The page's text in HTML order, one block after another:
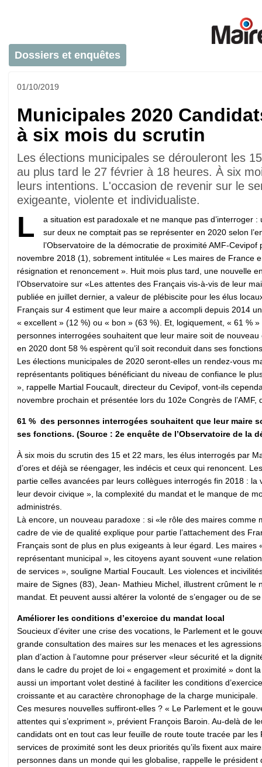
Dossiers et enquêtes
01/10/2019
Municipales 2020
à six mois du scrutin
Les élections municipales se dérouleront les
au plus tard le 27 février à 18 heures. À six
leurs intentions. L'occasion de revenir sur le
exigeante, violente et individualiste.
L
a situation est paradoxale et ne manque pas d’interroger :
sur deux ne comptait pas se représenter en 2020 selon
l’Observatoire de la démocratie de proximité AMF-Cevipof
novembre 2018 (1), sobrement intitulée « Les maires de France
résignation et renoncement ». Huit mois plus tard, une nouvelle
l’Observatoire sur «Les attentes des Français vis-à-vis de leur
publiée en juillet dernier, a valeur de plébiscite pour les élus
Français sur 4 estiment que leur maire a accompli depuis 2014
« excellent » (12 %) ou « bon » (63 %). Et, logiquement, « 61 % »
personnes interrogées souhaitent que leur maire soit de nouveau
en 2020 dont 58 % espèrent qu’il soit reconduit dans ses
Les élections municipales de 2020 seront-elles un rendez-vous
représentants politiques bénéficiant du niveau de confiance le
», rappelle Martial Foucault, directeur du Cevipof, vont-ils
novembre prochain et présentée lors du 102e Congrès de
61 % des personnes interrogées souhaitent que leur maire
ses fonctions. (Source : 2e enquête de l’Observatoire de la
À six mois du scrutin des 15 et 22 mars, les élus interrogés par
d’ores et déjà se réengager, les indécis et ceux qui renoncent.
partie celles avancées par leurs collègues interrogés fin 2018 :
leur devoir civique », la complexité du mandat et le manque de
administrés.
Là encore, un nouveau paradoxe : si «le rôle des maires comme
cadre de vie de qualité explique pour partie l’attachement des
Français sont de plus en plus exigeants à leur égard. Les
représentant municipal », les citoyens ayant souvent «une
de services », souligne Martial Foucault. Les violences et
maire de Signes (83), Jean- Mathieu Michel, illustrent crûment
mandat. Et peuvent aussi altérer la volonté de s’engager ou de
Améliorer les conditions d’exercice du mandat local
Soucieux d’éviter une crise des vocations, le Parlement et le
grande consultation des maires sur les menaces et les
plan d’action à l’automne pour préserver «leur sécurité et la
dans le cadre du projet de loi « engagement et proximité » dont
aussi un important volet destiné à faciliter les conditions
croissante et au caractère chronophage de la charge
Ces mesures nouvelles suffiront-elles ? « Le Parlement et le
attentes qui s’expriment », prévient François Baroin. Au-delà de
candidats ont en tout cas leur feuille de route toute tracée par
services de proximité sont les deux priorités qu’ils fixent aux
personnes dans un monde qui les globalise, rappelle le